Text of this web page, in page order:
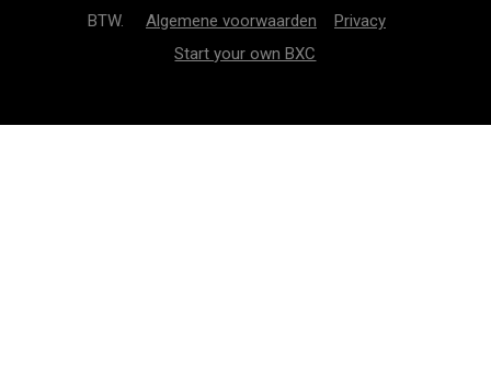
BTW. Algemene voorwaarden
Privacy
Start your own BXC